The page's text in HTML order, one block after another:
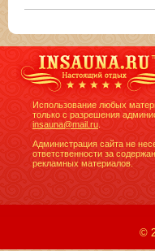
Использование любых
только с разрешения
insauna@mail.ru
Администрация сайта не
ответственности за
рекламных материалов.
©